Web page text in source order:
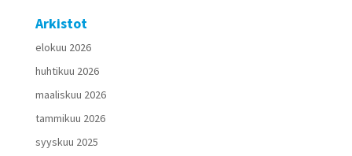
Arkistot
elokuu 2026
huhtikuu 2026
maaliskuu 2026
tammikuu 2026
syyskuu 2025